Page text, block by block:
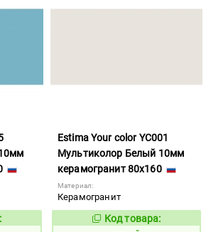
Estima Your color YC001
Мультиколор Белый 10мм
керамогранит 80x160
Материал:
Керамогранит
1131023
Код товара: